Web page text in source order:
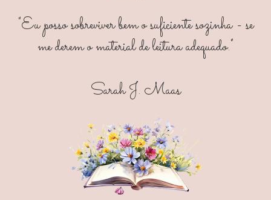
"Eu posso sobreviver bem o suficiente sozinha - se
me derem o material de leitura adequado."
Sarah J. Maas